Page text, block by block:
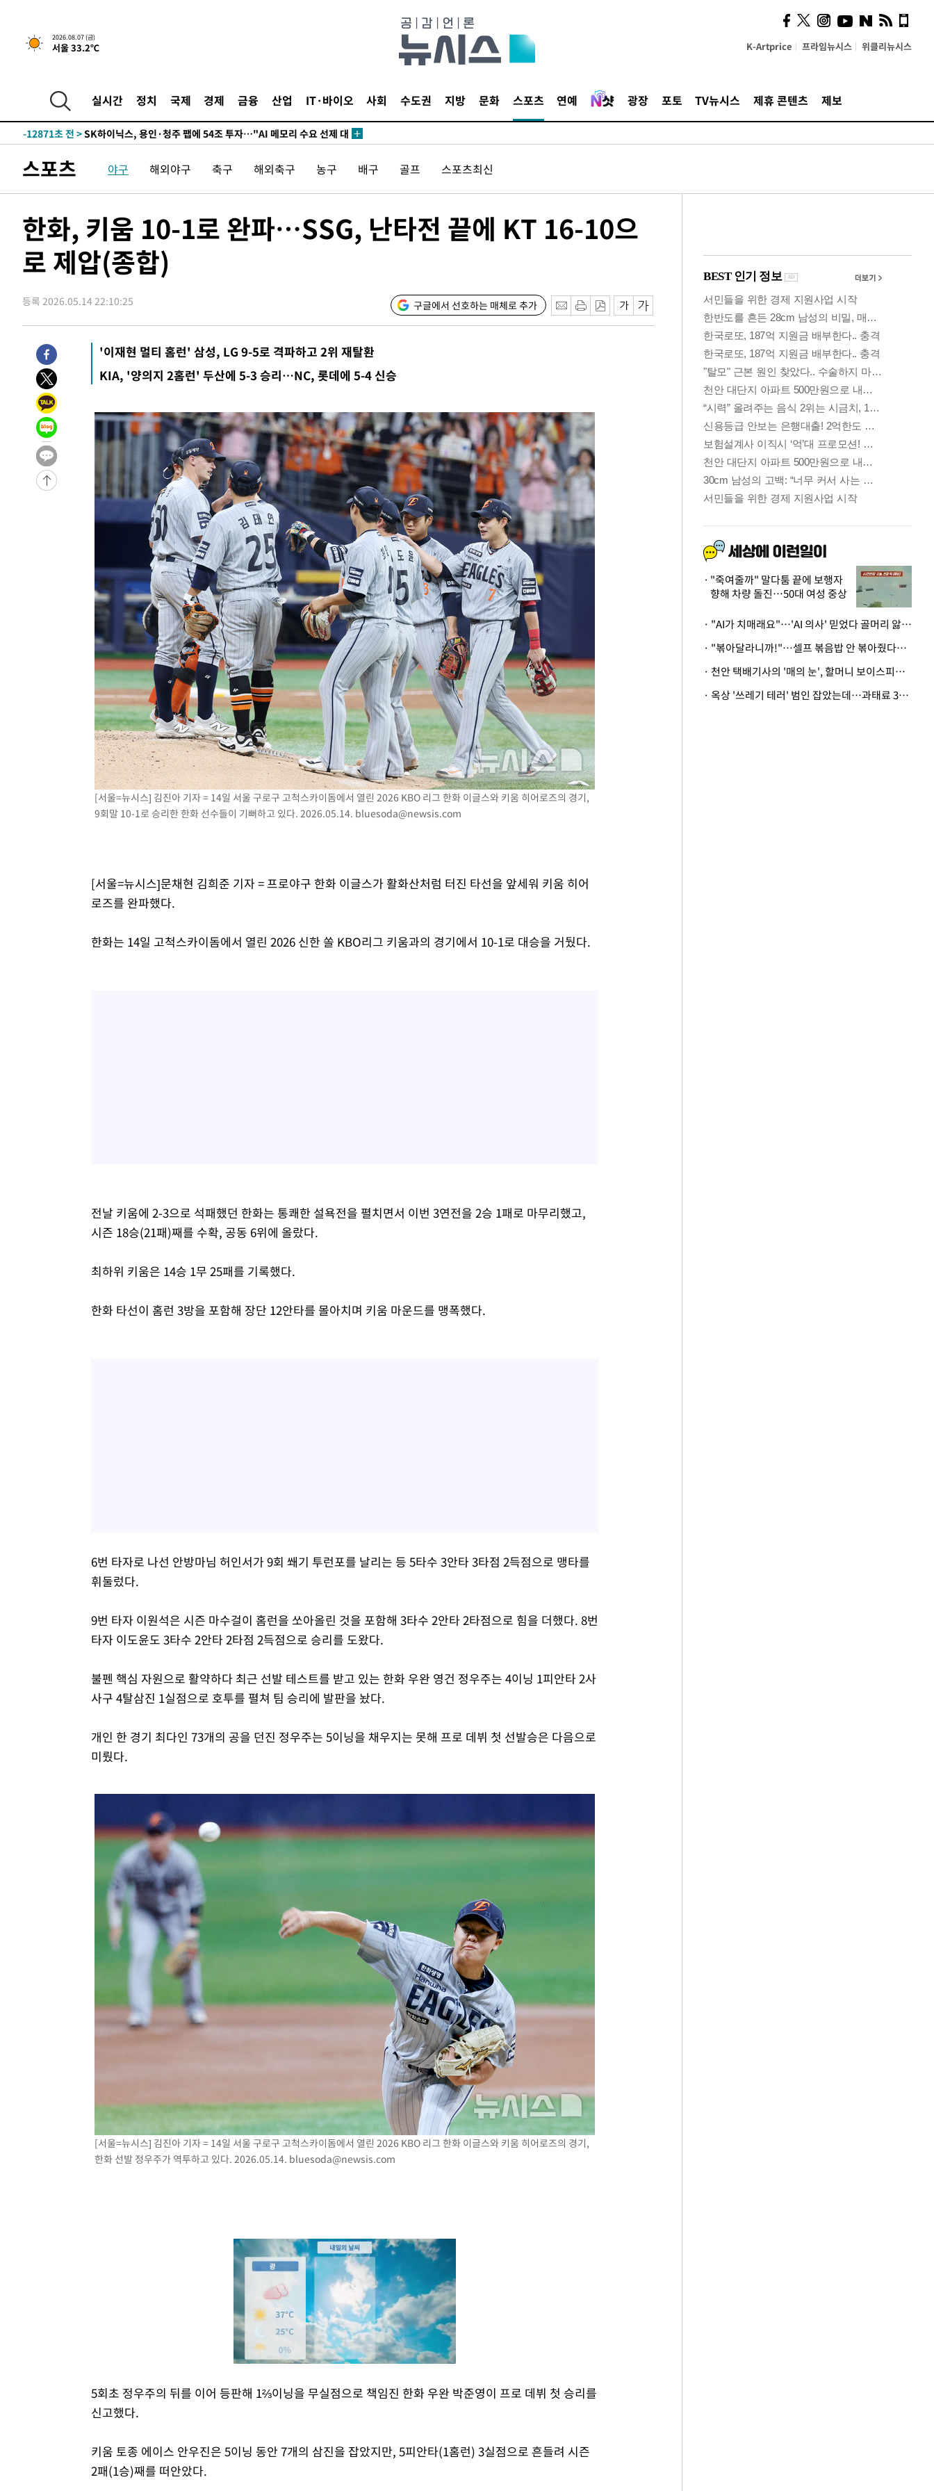
2026.08.07 (금)
서울 33.2℃ K-Artprice 프라임뉴시스 위클리뉴시스
실시간 정치 국제 경제 금융 산업 IT·바이오 사회 수도권 지방 문화 스포츠 연예 광장 포토 TV뉴시스 제휴 콘텐츠 제보
-25099초 전 >이란, "오만과 '중앙 단일 루트' 합의…북쪽 인바운드·남쪽 아웃바
운드는 임시"
-16667초 전 >"낮 기온 소폭 하락"…수도권 폭염중대경보, 폭염경보로 하향
-16594초 전 >
갈 수도
-14565초 전 >
낮 최고 37도 찜통더위…곳곳 소나기·강원 많은 비[내일날씨]
-12871초 전 > SK하이닉스, 용인·청주 팹에 54조 투자…"AI 메모리 수요 선제 대
응"
-9727초 전 >여자배구 이재영·이다영 자매, 아제르바이잔 투란VC 입단
-8980초 전 > 외국인 심판 성 접대 7경기 들여다보니…한국 축구 '5승 2무'
-8647초 전 >
[속보]원·달러 환율, 7.7원 내린 1416.1원 마감
-8536초 전 >[속보] 노원서 40.1도 관측…서울, 2018년 이후 첫 40도
-5626초 전 >
[속보]종합특검, '계엄 수용공간 확보' 신용해 前교정본부장 기소
-4470초 전 >11시간 압수수색에 성접대 파문까지…'쑥대밭' 된 축구협회
-3492초 전 >[속보]규제합리화위원회 부위원장에 김태유 서울대 공대 교수…이병
2분 전 >
[속보]국힘 윤리위, '돌려차기 발언' 진종오·서범수 징계 절차 개시
-30723초 전 >
미 사업체 일자리, 7월에 2.3만개 순감하고 그 전 2개월 10.3만개
하향수정 (2보)
-30171초 전 >
[속보] 미 사업체, 일자리 7월에 2.3만 개 줄어…실업률은 4.1%로
-26034초 전 >
실천"
-25119초 전 >
이란, "오만과 '중앙 단일 루트' 합의…북쪽 인바운드·남쪽 아웃바
운드는 임시"
-16687초 전 >
"낮 기온 소폭 하락"…수도권 폭염중대경보, 폭염경보로 하향
-16651초 전 >
[속보]이 대통령, '호우피해' 안동·의성 관할 4개 면 특별재난지역
선포
-16614초 전 >
[단독]중수청 지원 검사들, 정원 초과 시 낮은 계급 임용…희망지 못
낮 최고 37도 찜통더위…곳곳 소나기·강원 많은 비[내일날씨]
SK하이닉스, 용인·청주 팹에 54조 투자…"AI 메모리 수요 선제 대
여자배구 이재영·이다영 자매, 아제르바이잔 투란VC 입단
외국인 심판 성 접대 7경기 들여다보니…한국 축구 '5승 2무'
[속보]코스닥, 2.86포인트(0.36%) 내린 798.81마감
[속보]코스피, 6200선 약보합…0.60% 내린 6258.77에 마쳐
[속보]원·달러 환율, 7.7원 내린 1416.1원 마감
[속보] 노원서 40.1도 관측…서울, 2018년 이후 첫 40도
[속보]종합특검, '계엄 수용공간 확보' 신용해 前교정본부장 기소
외신들도 주목한 韓축구 파문…"국민적 공분에 수사 재개"
11시간 압수수색에 성접대 파문까지…'쑥대밭' 된 축구협회
[속보]규제합리화위원회 부위원장에 김태유 서울대 공대 교수…이병
[속보]국힘 윤리위, '돌려차기 발언' 진종오·서범수 징계 절차 개시
스포츠 야구 해외야구 축구 해외축구 농구 배구 골프 스포츠최신
한화, 키움 10-1로 완파…SSG, 난타전 끝에 KT 16-10으
로 제압(종합)
등록 2026.05.14 22:10:25 구글에서 선호하는 매체로 추가
'이재현 멀티 홈런' 삼성, LG 9-5로 격파하고 2위 재탈환
KIA, '양의지 2홈런' 두산에 5-3 승리…NC, 롯데에 5-4 신승
[서울=뉴시스] 김진아 기자 = 14일 서울 구로구 고척스카이돔에서 열린 2026 KBO 리그 한화 이글스와 키움 히어로즈의 경기,
9회말 10-1로 승리한 한화 선수들이 기뻐하고 있다. 2026.05.14. bluesoda@newsis.com
[서울=뉴시스]문채현 김희준 기자 = 프로야구 한화 이글스가 활화산처럼 터진 타선을 앞세워 키움 히어
로즈를 완파했다.
한화는 14일 고척스카이돔에서 열린 2026 신한 쏠 KBO리그 키움과의 경기에서 10-1로 대승을 거뒀다.
전날 키움에 2-3으로 석패했던 한화는 통쾌한 설욕전을 펼치면서 이번 3연전을 2승 1패로 마무리했고,
시즌 18승(21패)째를 수확, 공동 6위에 올랐다.
최하위 키움은 14승 1무 25패를 기록했다.
한화 타선이 홈런 3방을 포함해 장단 12안타를 몰아치며 키움 마운드를 맹폭했다.
6번 타자로 나선 안방마님 허인서가 9회 쐐기 투런포를 날리는 등 5타수 3안타 3타점 2득점으로 맹타를
휘둘렀다.
9번 타자 이원석은 시즌 마수걸이 홈런을 쏘아올린 것을 포함해 3타수 2안타 2타점으로 힘을 더했다. 8번
타자 이도윤도 3타수 2안타 2타점 2득점으로 승리를 도왔다.
불펜 핵심 자원으로 활약하다 최근 선발 테스트를 받고 있는 한화 우완 영건 정우주는 4이닝 1피안타 2사
사구 4탈삼진 1실점으로 호투를 펼쳐 팀 승리에 발판을 놨다.
개인 한 경기 최다인 73개의 공을 던진 정우주는 5이닝을 채우지는 못해 프로 데뷔 첫 선발승은 다음으로
미뤘다.
[서울=뉴시스] 김진아 기자 = 14일 서울 구로구 고척스카이돔에서 열린 2026 KBO 리그 한화 이글스와 키움 히어로즈의 경기,
한화 선발 정우주가 역투하고 있다. 2026.05.14. bluesoda@newsis.com
5회초 정우주의 뒤를 이어 등판해 1⅔이닝을 무실점으로 책임진 한화 우완 박준영이 프로 데뷔 첫 승리를
신고했다.
키움 토종 에이스 안우진은 5이닝 동안 7개의 삼진을 잡았지만, 5피안타(1홈런) 3실점으로 흔들려 시즌
2패(1승)째를 떠안았다.
시, 스마트폰 액세서리에
NFC 더했다
"죽여줄까" 말다툼 끝에 보행자
향해 차량 돌진…50대 여성 중상
· "AI가 치매래요"…'AI 의사' 믿었다 골머리 앓는 美 의료계 '경고'
· "볶아달라니까!"…셀프 볶음밥 안 볶아줬다고 사장 폭행한 손님
· 천안 택배기사의 '매의 눈', 할머니 보이스피싱 피해 막아
· 옥상 '쓰레기 테러' 범인 잡았는데…과태료 3만원 처분에 숙박업주 허탈